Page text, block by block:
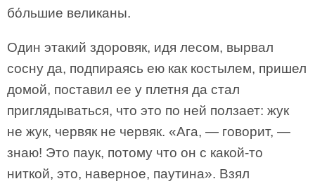
бόльшие великаны.
Один этакий здоровяк, идя лесом, вырвал
сосну да, подпираясь ею как костылем, пришел
домой, поставил ее у плетня да стал
приглядываться, что это по ней ползает: жук
не жук, червяк не червяк. «Ага, — говорит, —
знаю! Это паук, потому что он с какой-то
ниткой, это, наверное, паутина». Взял